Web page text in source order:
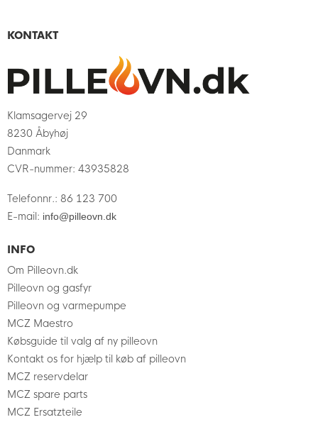
KONTAKT
Klamsagervej 29
8230 Åbyhøj
Danmark
CVR-nummer: 43935828
Telefonnr.: 86 123 700
E-mail : info@pilleovn.dk
INFO
Om Pilleovn.dk
Pilleovn og gasfyr
Pilleovn og varmepumpe
MCZ Maestro
Købsguide til valg af ny pilleovn
Kontakt os for hjælp til køb af pilleovn
MCZ reservdelar
MCZ spare parts
MCZ Ersatzteile